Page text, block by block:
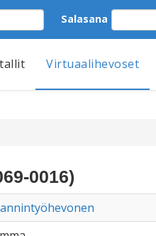
Salasana
Virtuaalihevoset
0016)